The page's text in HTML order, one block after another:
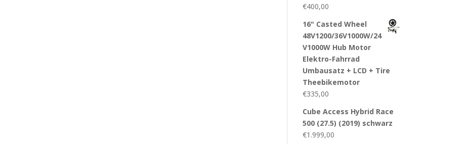
€400,00
16" Casted Wheel
48V1200/36V1000W/24
V1000W Hub Motor
Elektro-Fahrrad
Umbausatz + LCD + Tire
Theebikemotor
€335,00
Cube Access Hybrid Race
500 (27.5) (2019) schwarz
€1.999,00